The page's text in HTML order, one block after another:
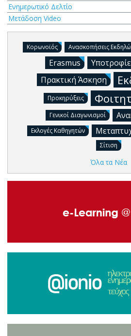
Ενημερωτικό Δελτίο
Μετάδοση Video
Κορωνοϊός Ανασκοπήσεις
Erasmus
Πρακτική Άσκηση
Προκηρύξεις
Γενικοί Διαγωνισμοί
Εκλογές Καθηγητών
Σίτιση
Όλα τα Νέα